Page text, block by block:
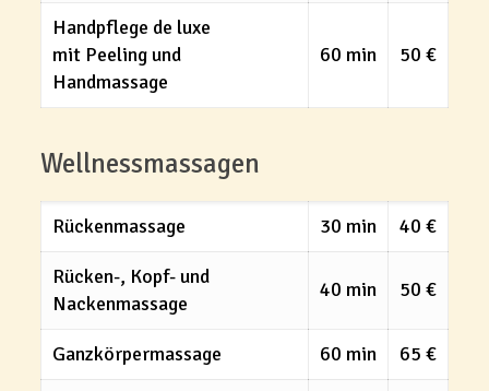
Handpflege de luxe
mit Peeling und
Handmassage
60 min 50 €
Wellnessmassagen
Rückenmassage 30 min 40 €
Rücken-, Kopf- und
Nackenmassage
40 min 50 €
Ganzkörpermassage 60 min 65 €